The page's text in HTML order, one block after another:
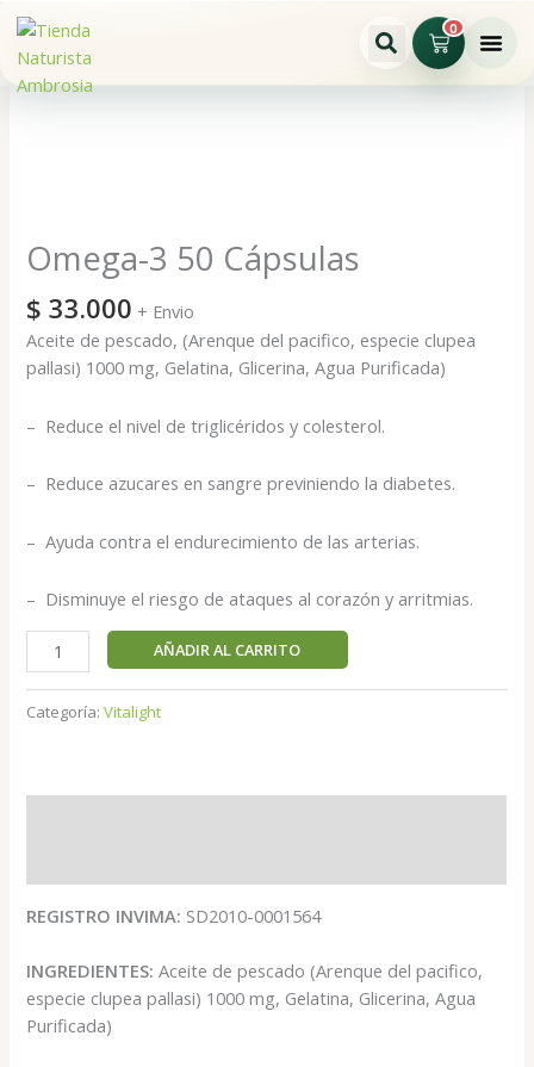
contenido
0
Cart
Omega-3 50 Cápsulas
$ 33.000 + Envio
Aceite de pescado, (Arenque del pacifico, especie clupea
pallasi) 1000 mg, Gelatina, Glicerina, Agua Purificada)
– Reduce el nivel de triglicéridos y colesterol.
– Reduce azucares en sangre previniendo la diabetes.
– Ayuda contra el endurecimiento de las arterias.
– Disminuye el riesgo de ataques al corazón y arritmias.
AÑADIR AL CARRITO
Categoría:Vitalight
REGISTRO INVIMA: SD2010-0001564
INGREDIENTES:Aceite de pescado (Arenque del pacifico,
especie clupea pallasi) 1000 mg, Gelatina, Glicerina, Agua
Purificada)